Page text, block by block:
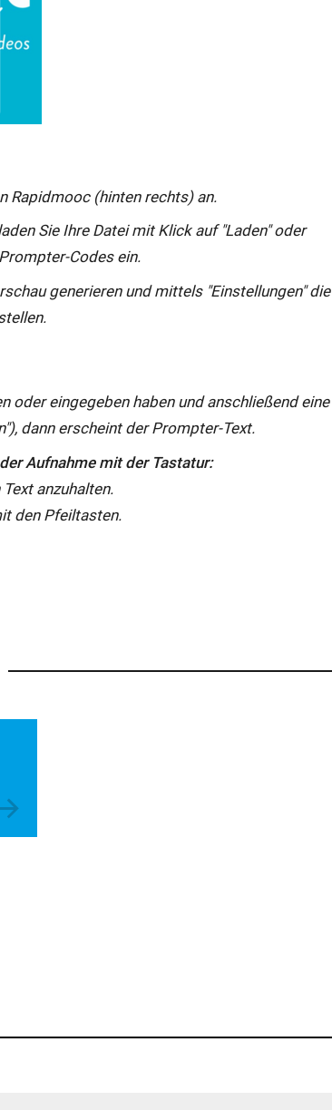
Rapidmooc(hinten rechts) an.
Sie Ihre Datei mit Klick auf "Laden" oder
Codes ein.
generieren und mittels "Einstellungen" die
oder eingegeben haben und anschließend eine
dann erscheint der Prompter-Text.
Aufnahme mit der Tastatur:
anzuhalten.
den Pfeiltasten.